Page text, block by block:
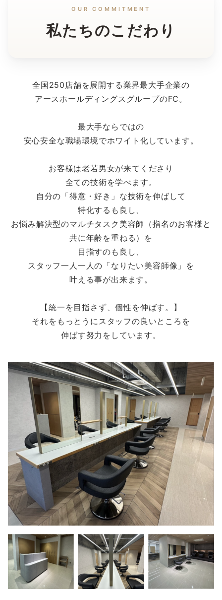
OUR COMMITMENT
私たちのこだわり
全国250店舗を展開する業界最大手企業の
アースホールディングスグループのFC。
最大手ならではの
安心安全な職場環境でホワイト化しています。
お客様は老若男女が来てくださり
全ての技術を学べます。
自分の「得意・好き」な技術を伸ばして
特化するも良し、
お悩み解決型のマルチタスク美容師（指名のお客様と
共に年齢を重ねる）を
目指すのも良し、
スタッフ一人一人の「なりたい美容師像」を
叶える事が出来ます。
【統一を目指さず、個性を伸ばす。】
それをもっとうにスタッフの良いところを
伸ばす努力をしています。